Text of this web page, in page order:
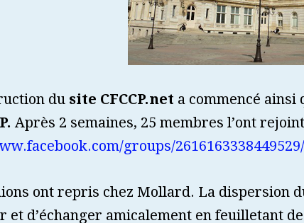
du site CFCCP.net a commencé ainsi
Après 2 semaines, 25 membres l’ont
groups/2616163338449529/
ont repris chez Mollard. La dispersion
et d’échanger amicalement en feuilletant